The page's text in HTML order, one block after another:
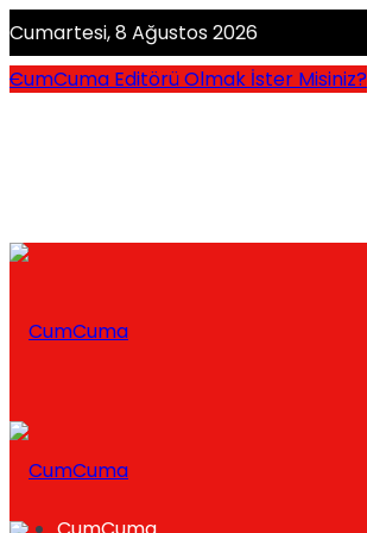
Cumartesi, 8 Ağustos 2026
CumCuma Editörü Olmak İster Misiniz?